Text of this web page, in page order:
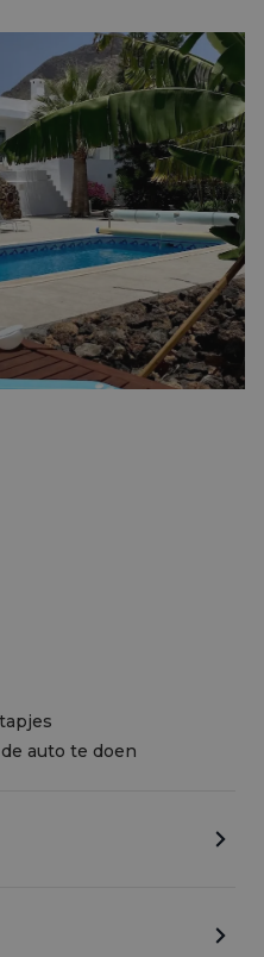
auto te doen